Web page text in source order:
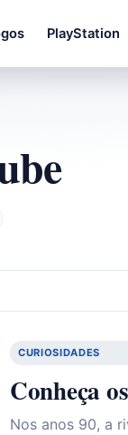
PlayStation
CURIOSIDADES
Conheça
Nos anos 90, a